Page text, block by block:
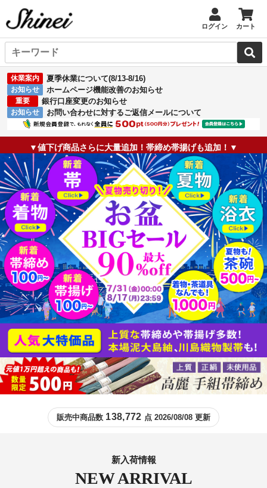
ログイン カート
休業案内 夏季休業について(8/13-8/16)
お知らせ ホームページ機能改善のお知らせ
重要 銀行口座変更のお知らせ
お知らせ お問い合わせに対するご返信メールについて
▼値下げ商品さらに大量追加！帯締め帯揚げも追加！▼
販売中商品数 138,772 点 2026/08/08 更新
NEW ARRIVAL
新入荷情報